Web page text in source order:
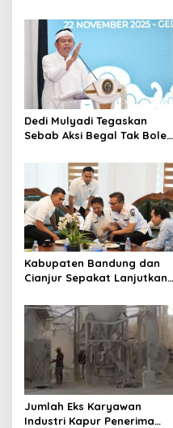
Sampah Harian Jawa
Barat
Dedi Mulyadi Tegaskan
Sebab Aksi Begal Tak Boleh
Ekonomi
Kabupaten Bandung dan
Cianjur Sepakat Lanjutkan
Percepat Pertumbuhan
Ekonomi Daerah
Jumlah Eks Karyawan
Industri Kapur Penerima